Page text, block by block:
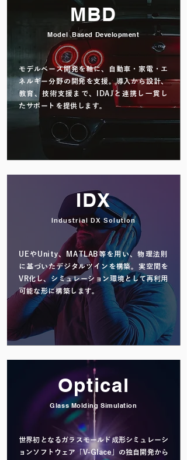
MBD
Model Based Development
モデルベース開発を軸に、自動車・家電・エ
ネルギー分野の開発を支援。導入から設計、
教育、技術支援まで、IDAJと連携し一貫し
たサポートを提供します。
read more
IDX
Industrial DX Solution
UEやUnity、MATLAB等を用い、物理法則
に基づいたデジタルツインを構築。実空間を
VR化し、シミュレーション環境として再利用
可能な形に構築します。
Optical
Glass Molding Simulation
世界初となるガラスモールド成形シミュレーシ
ョンソフトウェア「V-Glace」の独自開発から